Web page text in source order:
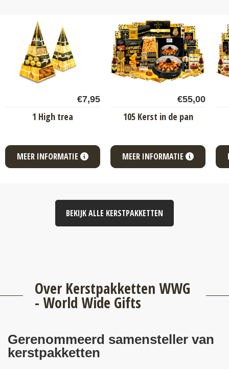
€7,95
1 High trea
MEER INFORMATIE
€55,00
105 Kerst in de pan
MEER INFORMATIE
BEKIJK ALLE KERSTPAKKETTEN
Over Kerstpakketten WWG
- World Wide Gifts
Gerenommeerd samensteller van
kerstpakketten